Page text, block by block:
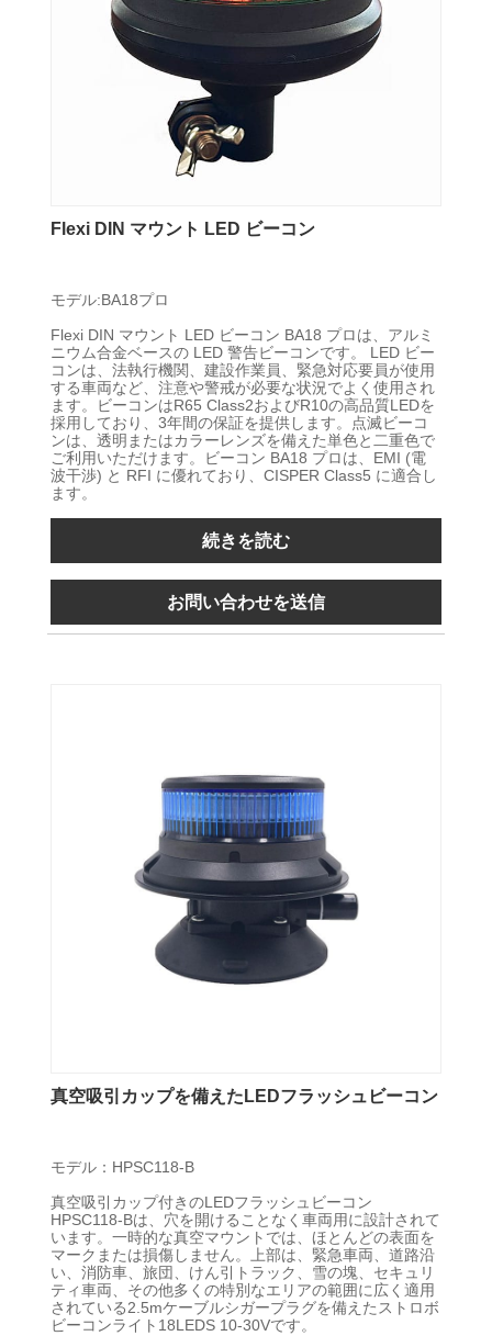
Flexi DIN マウント LED ビーコン
モデル:BA18プロ
Flexi DIN マウント LED ビーコン BA18 プロは、アルミ
ニウム合金ベースの LED 警告ビーコンです。 LED ビー
コンは、法執行機関、建設作業員、緊急対応要員が使用
する車両など、注意や警戒が必要な状況でよく使用され
ます。ビーコンはR65 Class2およびR10の高品質LEDを
採用しており、3年間の保証を提供します。点滅ビーコ
ンは、透明またはカラーレンズを備えた単色と二重色で
ご利用いただけます。ビーコン BA18 プロは、EMI (電
波干渉) と RFI に優れており、CISPER Class5 に適合し
ます。
続きを読む
お問い合わせを送信
真空吸引カップを備えたLEDフラッシュビーコン
モデル：HPSC118-B
真空吸引カップ付きのLEDフラッシュビーコン
HPSC118-Bは、穴を開けることなく車両用に設計されて
います。一時的な真空マウントでは、ほとんどの表面を
マークまたは損傷しません。上部は、緊急車両、道路沿
い、消防車、旅団、けん引トラック、雪の塊、セキュリ
ティ車両、その他多くの特別なエリアの範囲に広く適用
されている2.5mケーブルシガープラグを備えたストロボ
ビーコンライト18LEDS 10-30Vです。